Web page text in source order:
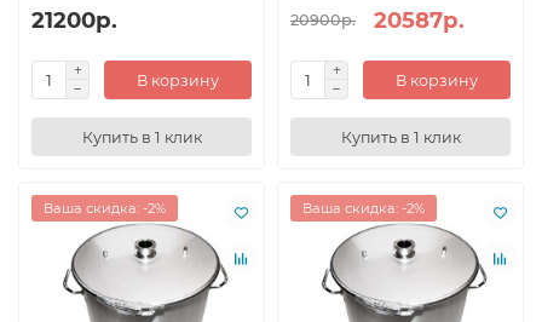
21200р.
В корзину
Купить в 1 клик
20900р. 20587р.
В корзину
Купить в 1 клик
Ваша скидка: -2% Ваша скидка: -2%